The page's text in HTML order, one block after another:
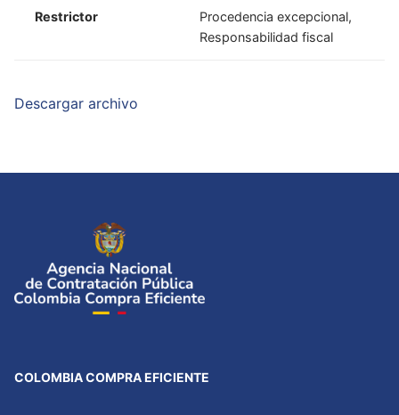
Restrictor
Procedencia excepcional,
Responsabilidad fiscal
Descargar archivo
COLOMBIA COMPRA EFICIENTE